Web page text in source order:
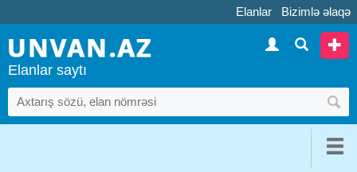
Elanlar Bizimlə əlaqə
Elanlar saytı